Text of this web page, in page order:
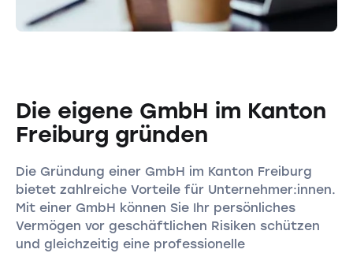
Die eigene GmbH im Kanton
Freiburg gründen
Die Gründung einer GmbH im Kanton Freiburg
bietet zahlreiche Vorteile für Unternehmer:innen.
Mit einer GmbH können Sie Ihr persönliches
Vermögen vor geschäftlichen Risiken schützen
und gleichzeitig eine professionelle